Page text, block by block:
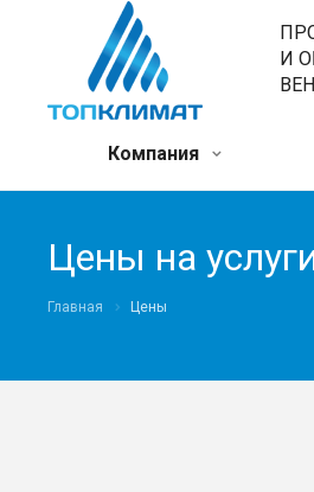
И
Компания
Цены на
Главная Цены